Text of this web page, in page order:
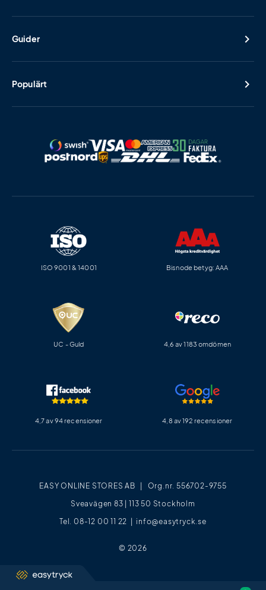
Guider
Populärt
EASY ONLINE STORES AB | Org.nr. 556702-9755
Sveavägen 83 | 113 50 Stockholm
Tel. 08-12 00 11 22 | info@easytryck.se
© 2026
ISO 9001 & 14001 Bisnode betyg: AAA
UC - Guld 4,6 av 1183 omdömen
4,7 av 94 recensioner 4,8 av 192 recensioner